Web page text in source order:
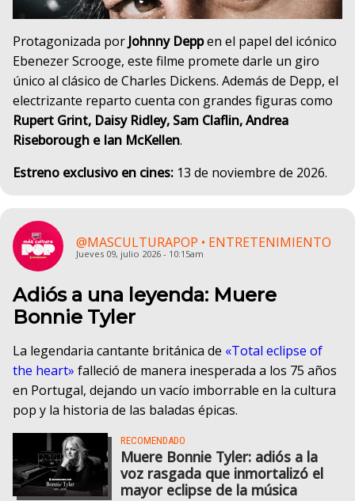
Protagonizada por Johnny Deppen el papel del icónico
Ebenezer Scrooge, este filme promete darle un giro
único al clásico de Charles Dickens. Además de Depp, el
electrizante reparto cuenta con grandes figuras como
Rupert Grint, Daisy Ridley, Sam Claflin, Andrea
Riseborough e Ian McKellen.
Estreno exclusivo en cines: 13 de noviembre de 2026.
@MASCULTURAPOP • ENTRETENIMIENTO
Jueves 09, julio 2026 - 10:15am
Adiós a una leyenda: Muere
Bonnie Tyler
La legendaria cantante británica de «Total eclipse of
the heart» falleció de manera inesperada a los 75 años
en Portugal, dejando un vacío imborrable en la cultura
pop y la historia de las baladas épicas.
RECOMENDADO
Muere Bonnie Tyler: adiós a la
voz rasgada que inmortalizó el
mayor eclipse de la música